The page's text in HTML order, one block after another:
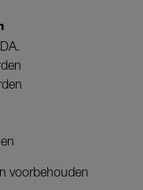
voorbehouden